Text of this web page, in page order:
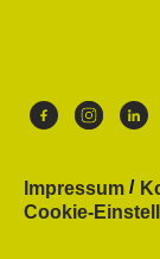
Impressum
Cookie-